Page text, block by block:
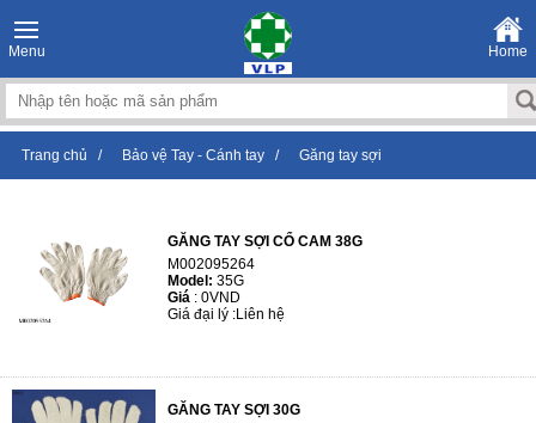
Menu Home
Trang chủ / Bảo vệ Tay - Cánh tay / Găng tay sợi
GĂNG TAY SỢI CỔ CAM 38G
M002095264
Model: 35G
Giá : 0VND
Giá đại lý :Liên hệ
GĂNG TAY SỢI 30G